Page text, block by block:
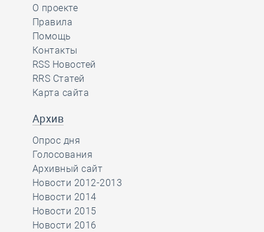
О проекте
Правила
Помощь
Контакты
RSS Новостей
RRS Статей
Карта сайта
Архив
Опрос дня
Голосования
Архивный сайт
Новости 2012-2013
Новости 2014
Новости 2015
Новости 2016